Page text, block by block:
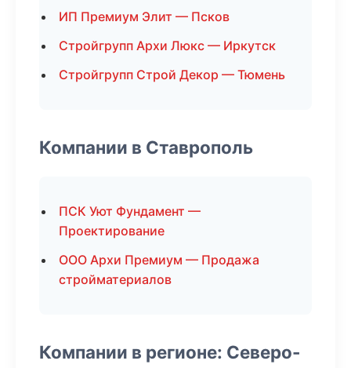
ИП Премиум Элит — Псков
Стройгрупп Архи Люкс — Иркутск
Стройгрупп Строй Декор — Тюмень
Компании в Ставрополь
ПСК Уют Фундамент —
Проектирование
ООО Архи Премиум — Продажа
стройматериалов
Компании в регионе: Северо-